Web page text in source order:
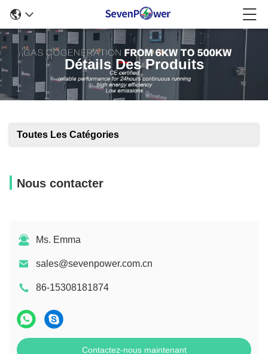
Détails Des Produits
Toutes Les Catégories
Nous contacter
Ms. Emma
sales@sevenpower.com.cn
86-15308181874
Contactez-nous maintenant